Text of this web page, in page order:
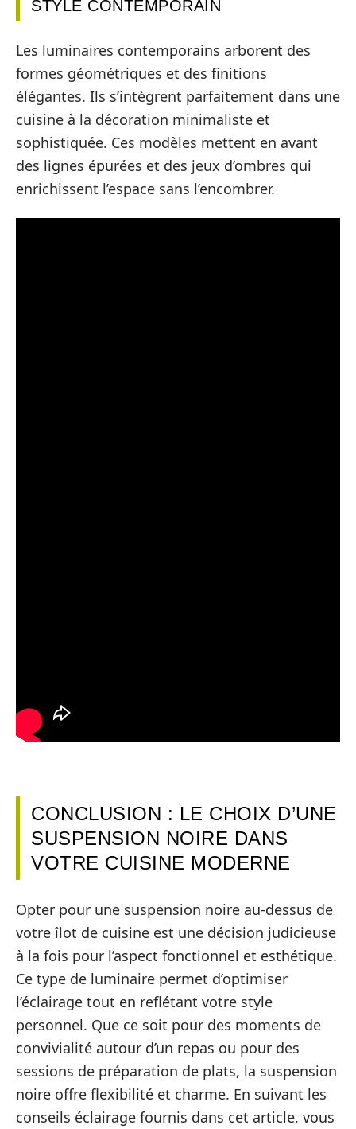
STYLE CONTEMPORAIN
Les luminaires contemporains arborent des
formes géométriques et des finitions
élégantes. Ils s’intègrent parfaitement dans une
cuisine à la décoration minimaliste et
sophistiquée. Ces modèles mettent en avant
des lignes épurées et des jeux d’ombres qui
enrichissent l’espace sans l’encombrer.
CONCLUSION : LE CHOIX D’UNE
SUSPENSION NOIRE DANS
VOTRE CUISINE MODERNE
Opter pour une suspension noire au-dessus de
votre îlot de cuisine est une décision judicieuse
à la fois pour l’aspect fonctionnel et esthétique.
Ce type de luminaire permet d’optimiser
l’éclairage tout en reflétant votre style
personnel. Que ce soit pour des moments de
convivialité autour d’un repas ou pour des
sessions de préparation de plats, la suspension
noire offre flexibilité et charme. En suivant les
conseils éclairage fournis dans cet article, vous